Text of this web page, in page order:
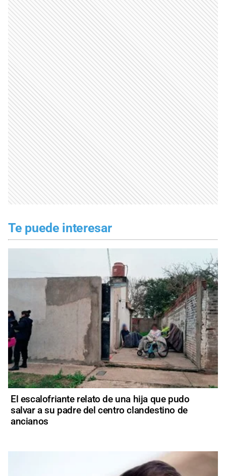
Te puede interesar
El escalofriante relato de una hija que pudo
salvar a su padre del centro clandestino de
ancianos